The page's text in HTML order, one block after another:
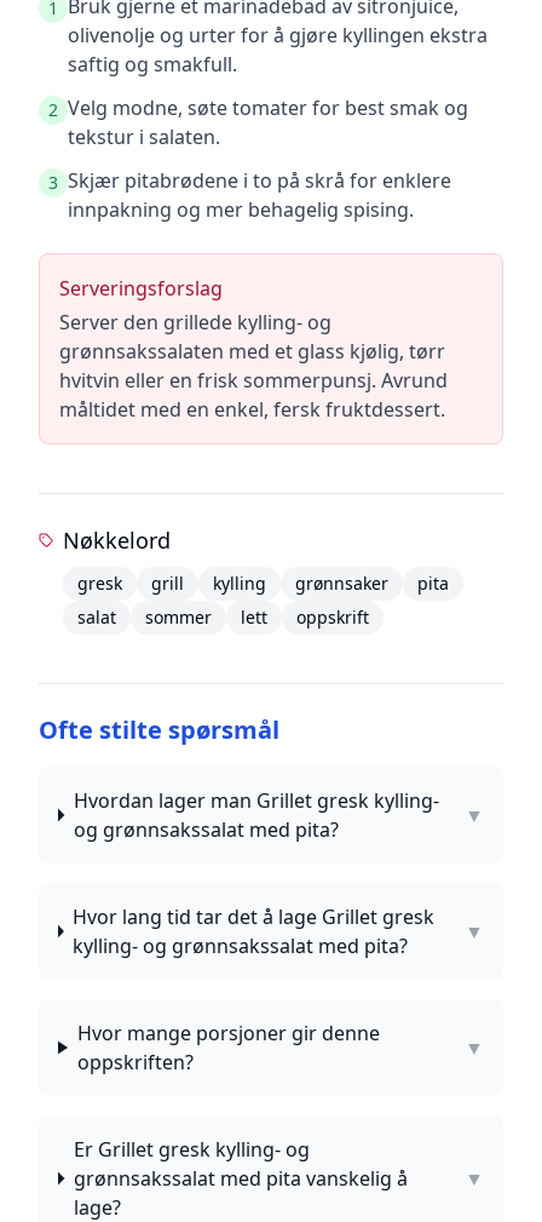
1
Bruk gjerne et marinadebad av sitronjuice,
olivenolje og urter for å gjøre kyllingen ekstra
saftig og smakfull.
2 Velg modne, søte tomater for best smak og
tekstur i salaten.
3 Skjær pitabrødene i to på skrå for enklere
innpakning og mer behagelig spising.
Serveringsforslag
Server den grillede kylling- og
grønnsakssalaten med et glass kjølig, tørr
hvitvin eller en frisk sommerpunsj. Avrund
måltidet med en enkel, fersk fruktdessert.
Nøkkelord
gresk grill kylling grønnsaker
pita
salat
sommer lett oppskrift
Ofte stilte spørsmål
Hvordan lager man Grillet gresk kylling-
og grønnsakssalat med pita?
▼
Hvor lang tid tar det å lage Grillet gresk
kylling- og grønnsakssalat med pita?
▼
Hvor mange porsjoner gir denne
oppskriften?
▼
Er Grillet gresk kylling- og
grønnsakssalat med pita vanskelig å
lage?
▼